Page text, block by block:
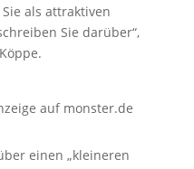
als attraktiven
Sie darüber“,
auf monster.de
einen „kleineren